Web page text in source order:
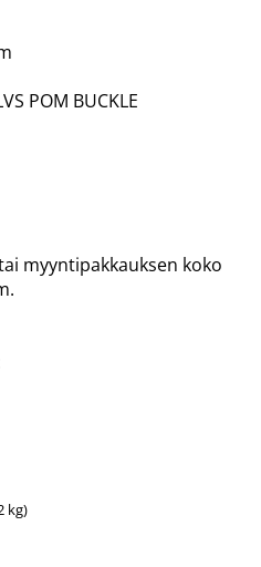
POM BUCKLE
myyntipakkauksen koko
kg)